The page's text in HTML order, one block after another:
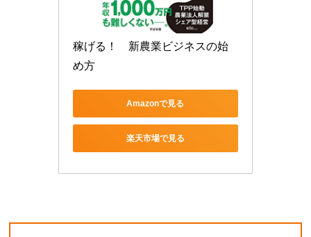
稼げる！　新農業ビジネスの始
め方
Amazonで見る
楽天市場で見る